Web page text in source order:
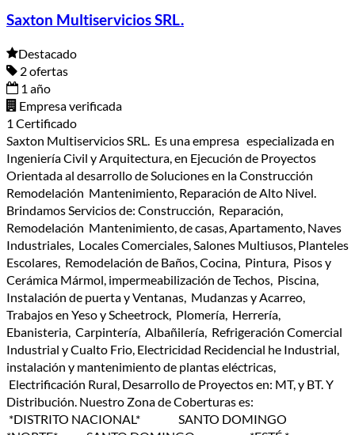
Saxton Multiservicios SRL.
Destacado
2 ofertas
1 año
Empresa verificada
1 Certificado
Saxton Multiservicios SRL. Es una empresa especializada en
Ingeniería Civil y Arquitectura, en Ejecución de Proyectos
Orientada al desarrollo de Soluciones en la Construcción
Remodelación Mantenimiento, Reparación de Alto Nivel.
Brindamos Servicios de: Construcción, Reparación,
Remodelación Mantenimiento, de casas, Apartamento, Naves
Industriales, Locales Comerciales, Salones Multiusos, Planteles
Escolares, Remodelación de Baños, Cocina, Pintura, Pisos y
Cerámica Mármol, impermeabilización de Techos, Piscina,
Instalación de puerta y Ventanas, Mudanzas y Acarreo,
Trabajos en Yeso y Scheetrock, Plomería, Herrería,
Ebanisteria, Carpintería, Albañilería, Refrigeración Comercial
Industrial y Cualto Frio, Electricidad Recidencial he Industrial,
instalación y mantenimiento de plantas eléctricas,
Electrificación Rural, Desarrollo de Proyectos en: MT, y BT. Y
Distribución. Nuestro Zona de Coberturas es:
*DISTRITO NACIONAL* SANTO DOMINGO